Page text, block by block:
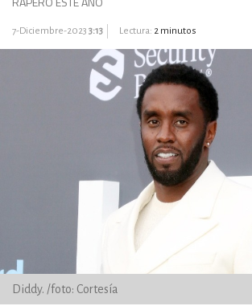
7-Diciembre-2023 3:13 Lectura: 2 minutos
Diddy. /foto: Cortesía